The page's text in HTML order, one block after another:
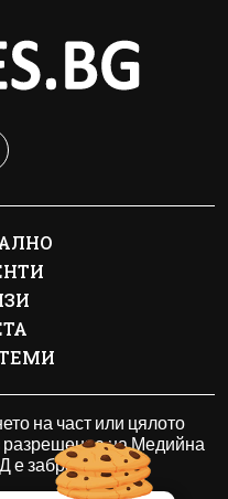
на част или цялото
разрешение на Медийна
е забранено.